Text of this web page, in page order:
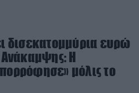
δισεκατομμύρια ευρώ
Η
μόλις το